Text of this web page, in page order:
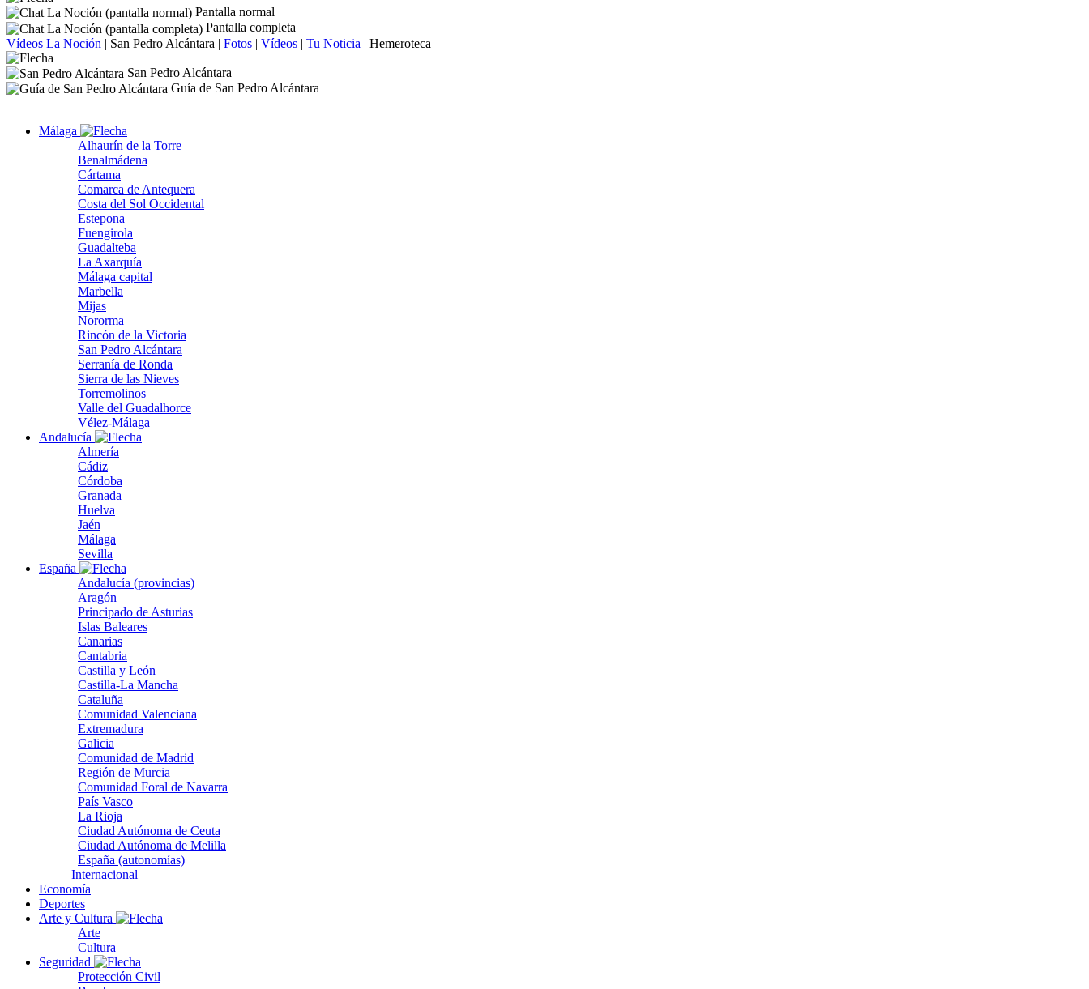
Pantalla normal
Pantalla completa
Vídeos La Noción | San Pedro Alcántara | Fotos | Vídeos | Tu Noticia | Hemeroteca
San Pedro Alcántara
Guía de San Pedro Alcántara
Málaga
Alhaurín de la Torre
Benalmádena
Cártama
Comarca de Antequera
Costa del Sol Occidental
Estepona
Fuengirola
Guadalteba
La Axarquía
Málaga capital
Marbella
Mijas
Nororma
Rincón de la Victoria
San Pedro Alcántara
Serranía de Ronda
Sierra de las Nieves
Torremolinos
Valle del Guadalhorce
Vélez-Málaga
Andalucía
Almería
Cádiz
Córdoba
Granada
Huelva
Jaén
Málaga
Sevilla
España
Andalucía (provincias)
Aragón
Principado de Asturias
Islas Baleares
Canarias
Cantabria
Castilla y León
Castilla-La Mancha
Cataluña
Comunidad Valenciana
Extremadura
Galicia
Comunidad de Madrid
Región de Murcia
Comunidad Foral de Navarra
País Vasco
La Rioja
Ciudad Autónoma de Ceuta
Ciudad Autónoma de Melilla
España (autonomías)
Internacional
Economía
Deportes
Arte y Cultura
Arte
Cultura
Seguridad
Protección Civil